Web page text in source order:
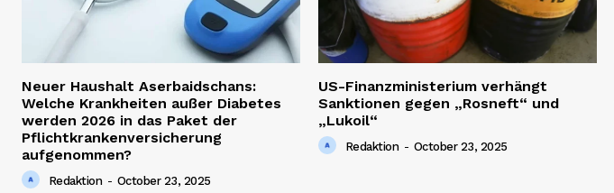
Neuer Haushalt Aserbaidschans:
Welche Krankheiten außer Diabetes
werden 2026 in das Paket der
Pflichtkrankenversicherung
aufgenommen?
Redaktion - October 23, 2025
US-Finanzministerium verhängt
Sanktionen gegen „Rosneft“ und
„Lukoil“
Redaktion - October 23, 2025